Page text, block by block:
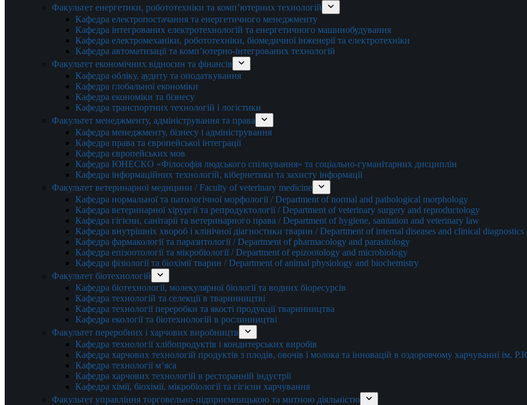
Факультет енергетики, робототехніки та комп’ютерних технологій
Кафедра електропостачання та енергетичного менеджменту
Кафедра інтегрованих електротехнологій та енергетичного машинобудування
Кафедра електромеханіки, робототехніки, біомедичної інженерії та електротехніки
Кафедра автоматизації та комп’ютерно-інтегрованих технологій
Факультет економічних відносин та фінансів
Кафедра обліку, аудиту та оподаткування
Кафедра глобальної економіки
Кафедра економіки та бізнесу
Кафедра транспортних технологій і логістики
Факультет менеджменту, адміністрування та права
Кафедра менеджменту, бізнесу і адміністрування
Кафедра права та європейської інтеграції
Кафедра європейських мов
Кафедра ЮНЕСКО «Філософія людського спілкування» та соціально-гуманітарних дисциплін
Кафедра інформаційних технологій, кібернетики та захисту інформації
Факультет ветеринарної медицини / Faculty of veterinary medicine
Кафедра нормальної та патологічної морфології / Department of normal and pathological morphology
Кафедра ветеринарної хірургії та репродуктології / Department of veterinary surgery and reproductology
Кафедра гігієни, санітарії та ветеринарного права / Department of hygiene, sanitation and veterinary law
Кафедра внутрішніх хвороб і клінічної діагностики тварин / Department of internal diseases and clinical
Кафедра фармакології та паразитології / Department of pharmacology and parasitology
Кафедра епізоотології та мікробіології / Department of epizootology and microbiology
Кафедра фізіології та біохімії тварин / Department of animal physiology and biochemistry
Факультет біотехнологій
Кафедра біотехнології, молекулярної біології та водних біоресурсів
Кафедра технологій та селекції в тваринництві
Кафедра технології переробки та якості продукції тваринництва
Кафедра екології та біотехнологій в рослинництві
Факультет переробних і харчових виробництв
Кафедра технології хлібопродуктів і кондитерських виробів
Кафедра харчових технологій продуктів з плодів, овочів і молока та інновацій в оздоровчому харчуванні ім.
Кафедра технології м’яса
Кафедра харчових технологій в ресторанній індустрії
Кафедра хімії, біохімії, мікробіології та гігієни харчування
Факультет управління торговельно-підприємницькою та митною діяльністю